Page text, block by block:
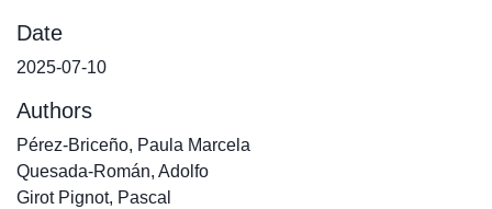
Date
2025-07-10
Authors
Pérez-Briceño, Paula Marcela
Quesada-Román, Adolfo
Girot Pignot, Pascal